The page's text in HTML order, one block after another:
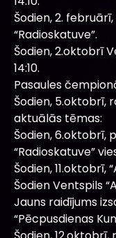
Šodien, 2.
“Radioskatuve”.
Šodien, 2.oktobrī
14:10.
Pasaules
Šodien, 5.oktobrī,
aktuālās tēmas:
Šodien, 6.oktobrī,
“Radioskatuve”
Šodien, 11.oktobrī,
Šodien Ventspils
Jauns raidījums
“Pēcpusdienas